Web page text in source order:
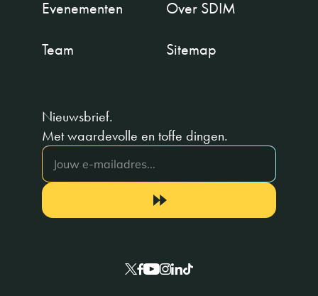
Evenementen
Over SDIM
Team
Sitemap
Nieuwsbrief.
Met waardevolle en toffe dingen.